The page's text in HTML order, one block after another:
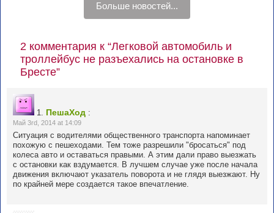
Больше новостей...
2 комментария к “Легковой автомобиль и
троллейбус не разъехались на остановке в
Бресте”
1. ПешаХод :
Май 3rd, 2014 at 14:09
Ситуация с водителями общественного транспорта напоминает
похожую с пешеходами. Тем тоже разрешили "бросаться" под
колеса авто и оставаться правыми. А этим дали право выезжать
с остановки как вздумается. В лучшем случае уже после начала
движения включают указатель поворота и не глядя выезжают. Ну
по крайней мере создается такое впечатление.